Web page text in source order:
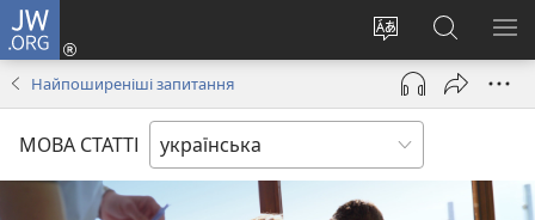
JW.ORG
Змінити
мову
сайту
Увійти
(відкривається
новому
вікні)
Пошук
на
сайті
Найпоширеніші запитання
МОВА СТАТТІ